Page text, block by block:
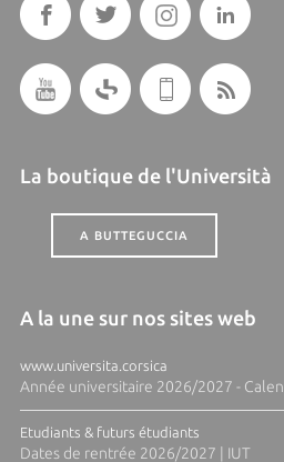
La boutique de l'Università
A BUTTEGUCCIA
A la une sur nos sites web
www.universita.corsica
Année universitaire 2026/2027 -
Etudiants & futurs étudiants
Dates de rentrée 2026/2027 | IUT